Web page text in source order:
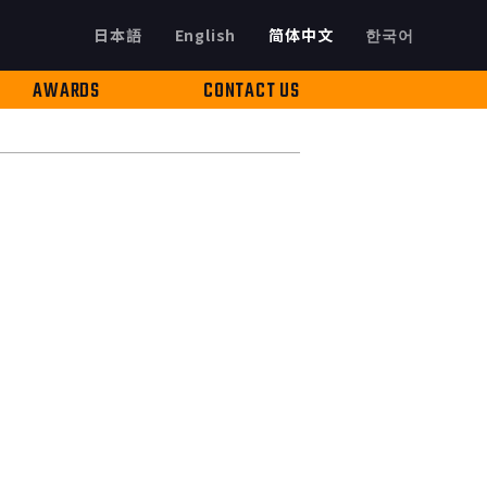
日本語 한국어
English 简体中文
AWARDS CONTACT US